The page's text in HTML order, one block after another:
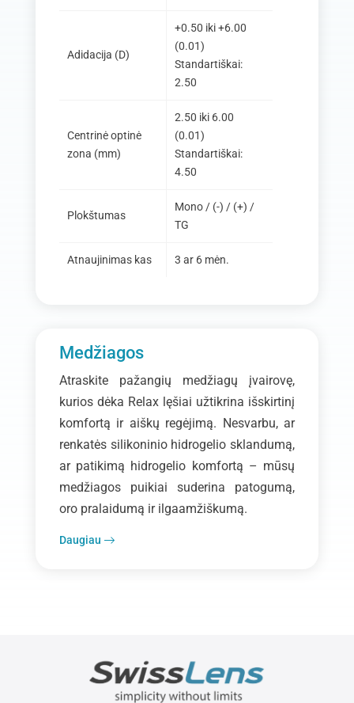
Adidacija (D)
+0.50 iki +6.00
(0.01)
Standartiškai:
2.50
Centrinė optinė
zona (mm)
2.50 iki 6.00
(0.01)
Standartiškai:
4.50
Plokštumas
Mono / (-) / (+) /
TG
Atnaujinimas kas 3 ar 6 mėn.
Medžiagos
Atraskite pažangių medžiagų įvairovę,
kurios dėka Relax lęšiai užtikrina išskirtinį
komfortą ir aiškų regėjimą. Nesvarbu, ar
renkatės silikoninio hidrogelio sklandumą,
ar patikimą hidrogelio komfortą – mūsų
medžiagos puikiai suderina patogumą,
oro pralaidumą ir ilgaamžiškumą.
Daugiau